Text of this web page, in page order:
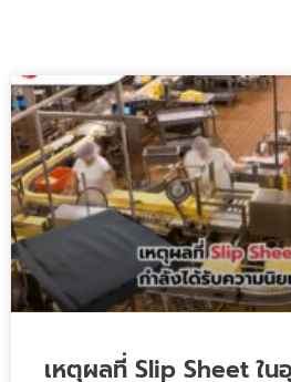
เหตุผลที่ Slip Sheet ใน